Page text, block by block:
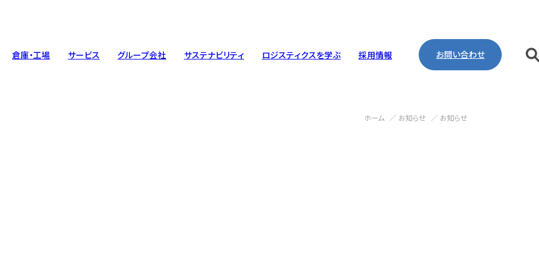
倉庫・工場 サービス グループ会社 サステナビリティ ロジスティクスを学ぶ 採用情報 お問い合わせ
ホーム お知らせ お知らせ